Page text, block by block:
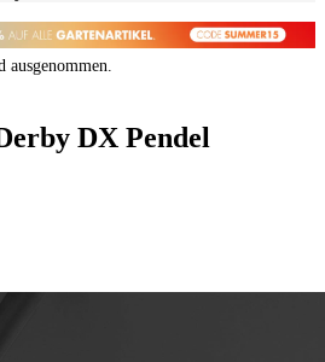
DX Pendel